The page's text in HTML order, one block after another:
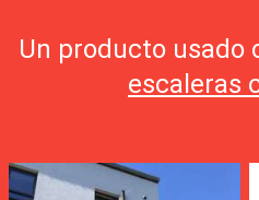
Un producto usado
escaleras